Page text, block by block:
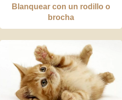
Blanquear con un rodillo o
brocha